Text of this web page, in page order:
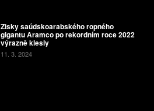
Zisky saúdskoarabského ropného
gigantu Aramco po rekordním roce 2022
výrazně klesly
11. 3. 2024